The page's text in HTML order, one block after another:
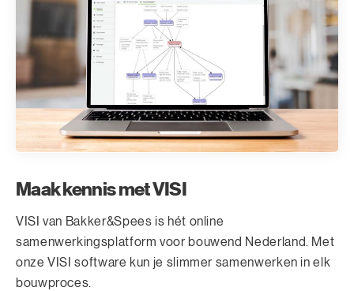
Maak kennis met VISI
VISI van Bakker&Spees is hét online
samenwerkingsplatform voor bouwend Nederland. Met
onze VISI software kun je slimmer samenwerken in elk
bouwproces.